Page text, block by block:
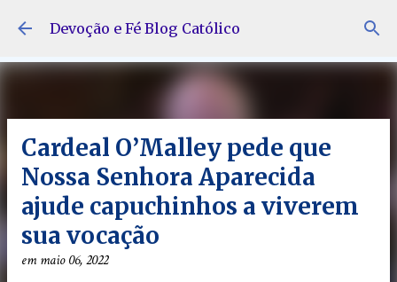
Pular para o conteúdo principal
Devoção e Fé Blog Católico
Cardeal O’Malley pede que
Nossa Senhora Aparecida
ajude capuchinhos a viverem
sua vocação
emmaio 06, 2022